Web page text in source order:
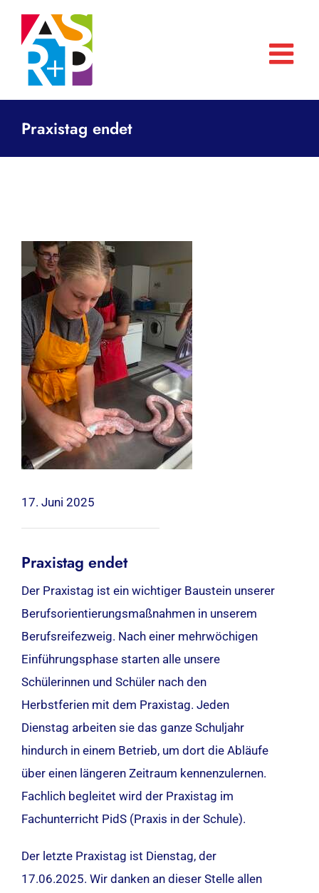
Zum
Inhalt
springen
Praxistag endet
17. Juni 2025
Praxistag endet
Der Praxistag ist ein wichtiger Baustein unserer
Berufsorientierungsmaßnahmen in unserem
Berufsreifezweig. Nach einer mehrwöchigen
Einführungsphase starten alle unsere
Schülerinnen und Schüler nach den
Herbstferien mit dem Praxistag. Jeden
Dienstag arbeiten sie das ganze Schuljahr
hindurch in einem Betrieb, um dort die Abläufe
über einen längeren Zeitraum kennenzulernen.
Fachlich begleitet wird der Praxistag im
Fachunterricht PidS (Praxis in der Schule).
Der letzte Praxistag ist Dienstag, der
17.06.2025. Wir danken an dieser Stelle allen